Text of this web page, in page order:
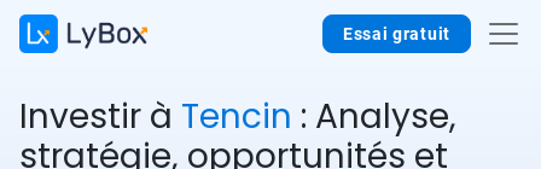
Essai gratuit
Investir à Tencin : Analyse,
stratégie, opportunités et